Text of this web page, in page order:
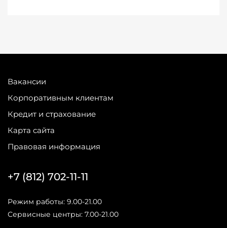
Вакансии
Корпоративным клиентам
Кредит и страхование
Карта сайта
Правовая информация
+7 (812) 702-11-11
Режим работы: 9.00-21.00
Сервисные центры: 7.00-21.00